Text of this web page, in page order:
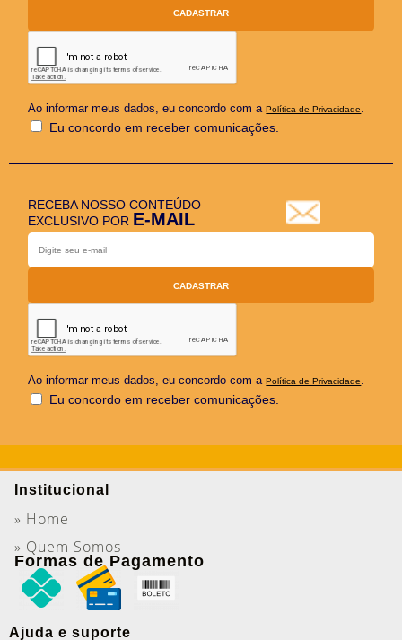
Ao informar meus dados, eu concordo com aPolítica de Privacidade
Eu concordo em receber comunicações.
RECEBA NOSSO CONTEÚDO
EXCLUSIVO POR E-MAIL
Ao informar meus dados, eu concordo com aPolítica de Privacidade.
Eu concordo em receber comunicações.
Institucional
» Home
» Quem Somos
Formas de Pagamento
Ajuda e suporte